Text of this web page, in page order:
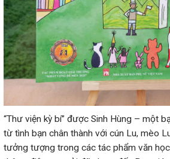
“Thư viện kỳ bí” được Sinh Hùng – một
từ tình bạn chân thành với cún Lu, mèo
tưởng tượng trong các tác phẩm văn